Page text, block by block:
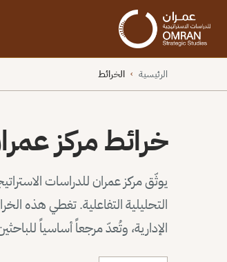
الرئيسية › الخرائط
خرائط مركز
يوثّق مركز عمران للدراسات
التحليلية التفاعلية. تغطي هذه
الإدارية، وتُعدّ مرجعاً أساسياً